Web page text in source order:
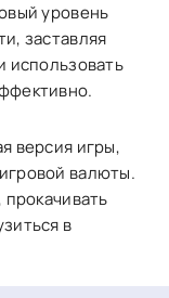
уровень
заставляя
использовать
версия игры,
валюты.
в